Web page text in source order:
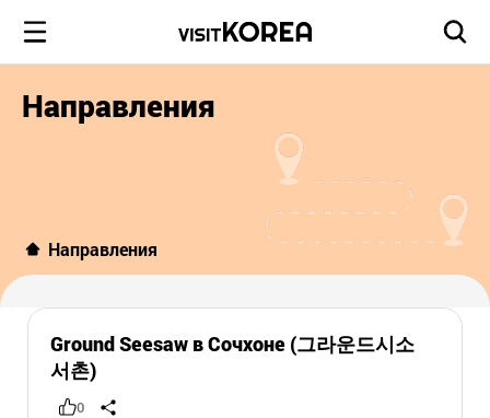
Направления
Направления
Ground Seesaw в Сочхоне (그라운드시소
서촌)
0